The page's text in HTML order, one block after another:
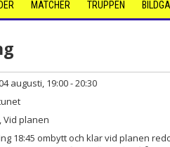
MATCHER TRUPPEN
augusti, 19:00 - 20:30
Vid planen
18:45 ombytt och klar vid planen